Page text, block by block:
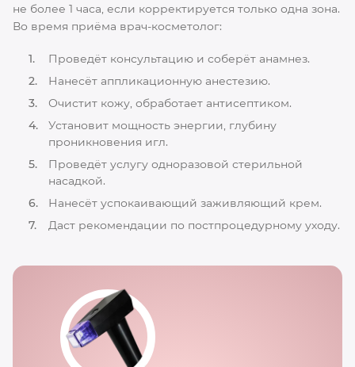
не более 1 часа, если корректируется только одна зона.
Во время приёма врач-косметолог:
Проведёт консультацию и соберёт анамнез.
Нанесёт аппликационную анестезию.
Очистит кожу, обработает антисептиком.
Установит мощность энергии, глубину
проникновения игл.
Проведёт услугу одноразовой стерильной
насадкой.
Нанесёт успокаивающий заживляющий крем.
Даст рекомендации по постпроцедурному уходу.